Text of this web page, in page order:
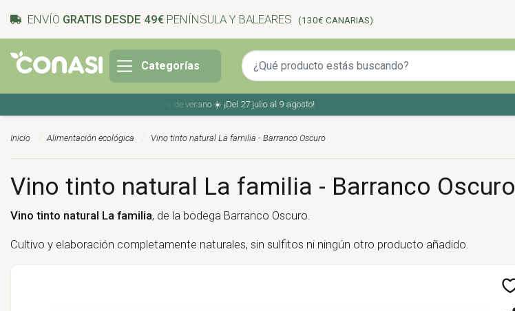
ENVÍO GRATIS DESDE 49€ PENÍNSULA Y BALEARES (130€ CANARIAS)
Categorías
Ahorra en tu compra con los cupones de verano ☀️ ¡Del 27 julio al 9 agosto!
Inicio Alimentación ecológica Vino tinto natural La familia - Barranco Oscuro
Vino tinto natural La familia - Barranco Oscuro
Vino tinto natural La familia, de la bodega Barranco Oscuro.
Cultivo y elaboración completamente naturales, sin sulfitos ni ningún otro producto añadido.